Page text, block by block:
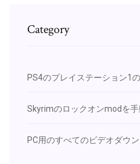
Category
PS4のプレイステーション1
Skyrimのロックオンmodを
PC用のすべてのビデオダウ